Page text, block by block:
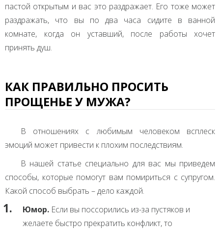
пастой открытым и вас это раздражает. Его тоже может
раздражать, что вы по два часа сидите в ванной
комнате, когда он уставший, после работы хочет
принять душ.
КАК ПРАВИЛЬНО ПРОСИТЬ
ПРОЩЕНЬЕ У МУЖА?
В отношениях с любимым человеком всплеск
эмоций может привести к плохим последствиям.
В нашей статье специально для вас мы приведем
способы, которые помогут вам помириться с супругом.
Какой способ выбрать – дело каждой.
Юмор. Если вы поссорились из-за пустяков и
желаете быстро прекратить конфликт, то